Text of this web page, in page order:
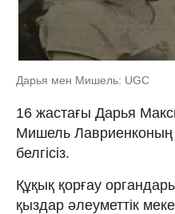
Дарья мен Мишель: UGC
16 жастағы Дарья
Мишель Лавриенконың
белгісіз.
Құқық қорғау
қыздар әлеуметтік